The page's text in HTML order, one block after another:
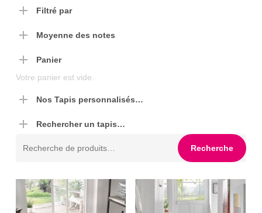
Filtré par
Moyenne des notes
Panier
Votre panier est vide.
Nos Tapis personnalisés…
Rechercher un tapis…
Recherche